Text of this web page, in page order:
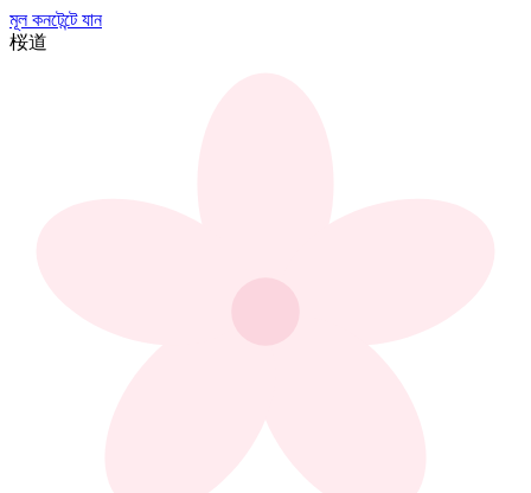
মূল কনটেন্টে যান
桜道